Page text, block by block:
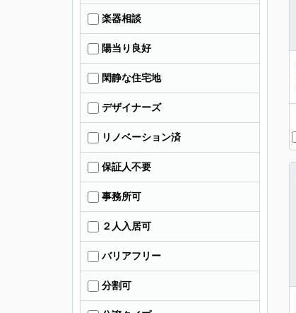
楽器相談
陽当り良好
閑静な住宅地
デザイナーズ
リノベーション済
保証人不要
事務所可
２人入居可
バリアフリー
分割可